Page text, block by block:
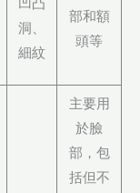
凹凸
洞、
細紋
部和額
頭等
主要用
於臉
部，包
括但不